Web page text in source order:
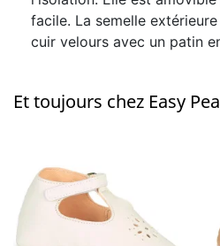
facile. La semelle
cuir velours avec un patin
Et toujours chez Easy